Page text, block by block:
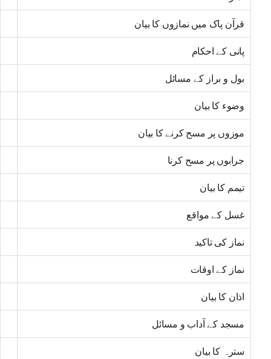
قرآن پاک میں نمازوں کا بیان
پانی کے احکام
بول و براز کے مسائل
وضوء کا بیان
موزوں پر مسح کرنے کا بیان
جرابوں پر مسح کرنا
تیمم کا بیان
غسل کے مواقع
نماز کی تاکید
نماز کے اوقات
اذان کا بیان
مسجد کے آداب و مسائل
سترہ کا بیان